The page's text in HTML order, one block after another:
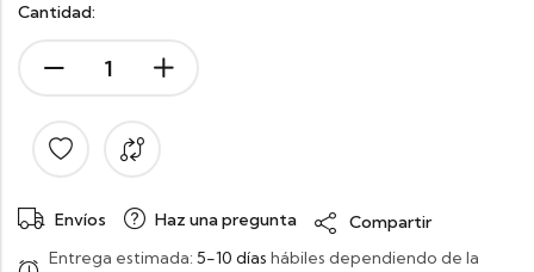
Cantidad:
Envíos Haz una pregunta
Compartir
Entrega estimada: 5-10 días hábiles dependiendo de la